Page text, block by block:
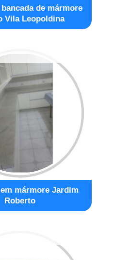
de mármore
Vila Leopoldina
mármore Jardim
Roberto